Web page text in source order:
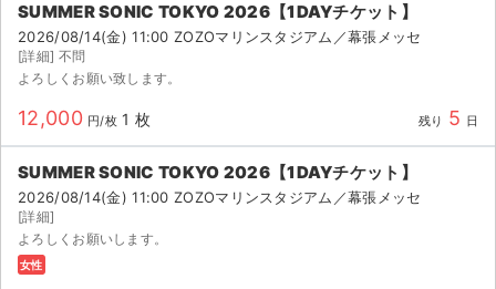
SUMMER SONIC TOKYO 2026【1DAYチケット】
2026/08/14(金) 11:00 ZOZOマリンスタジアム／幕張メッセ
[詳細] 不問
よろしくお願い致します。
12,000 円/枚 1 枚 残り 5 日
SUMMER SONIC TOKYO 2026【1DAYチケット】
2026/08/14(金) 11:00 ZOZOマリンスタジアム／幕張メッセ
[詳細]
よろしくお願いします。
女性